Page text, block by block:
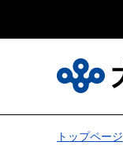
トップページ